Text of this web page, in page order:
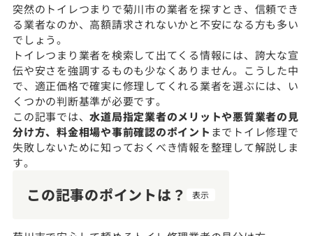
突然のトイレつまりで菊川市の業者を探すとき、信頼でき
る業者なのか、高額請求されないかと不安になる方も多い
でしょう。
トイレつまり業者を検索して出てくる情報には、誇大な宣
伝や安さを強調するものも少なくありません。こうした中
で、適正価格で確実に修理してくれる業者を選ぶには、い
くつかの判断基準が必要です。
この記事では、水道局指定業者のメリットや悪質業者の見
分け方、料金相場や事前確認のポイント までトイレ修理で
失敗しないために知っておくべき情報を整理して解説しま
す。
この記事のポイントは？ 表示